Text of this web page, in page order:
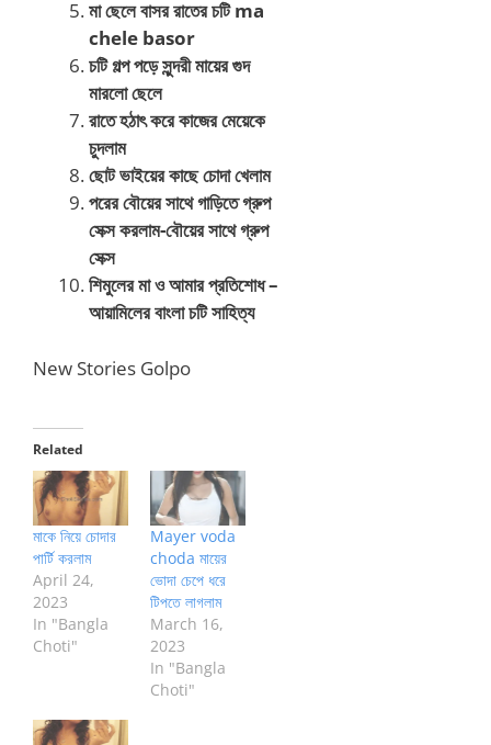
মা ছেলে বাসর রাতের চটি ma
chele basor
চটি গল্প পড়ে সুন্দরী মায়ের গুদ
মারলো ছেলে
রাতে হঠাৎ করে কাজের মেয়েকে
চুদলাম
ছোট ভাইয়ের কাছে চোদা খেলাম
পরের বৌয়ের সাথে গাড়িতে গ্রুপ
সেক্স করলাম-বৌয়ের সাথে গ্রুপ
সেক্স
শিমুলের মা ও আমার প্রতিশোধ –
আয়ামিলের বাংলা চটি সাহিত্য
New Stories Golpo
Related
মাকে নিয়ে চোদার
পার্টি করলাম
April 24,
2023
In "Bangla
Choti"
Mayer voda
choda মায়ের
ভোদা চেপে ধরে
টিপতে লাগলাম
March 16,
2023
In "Bangla
Choti"